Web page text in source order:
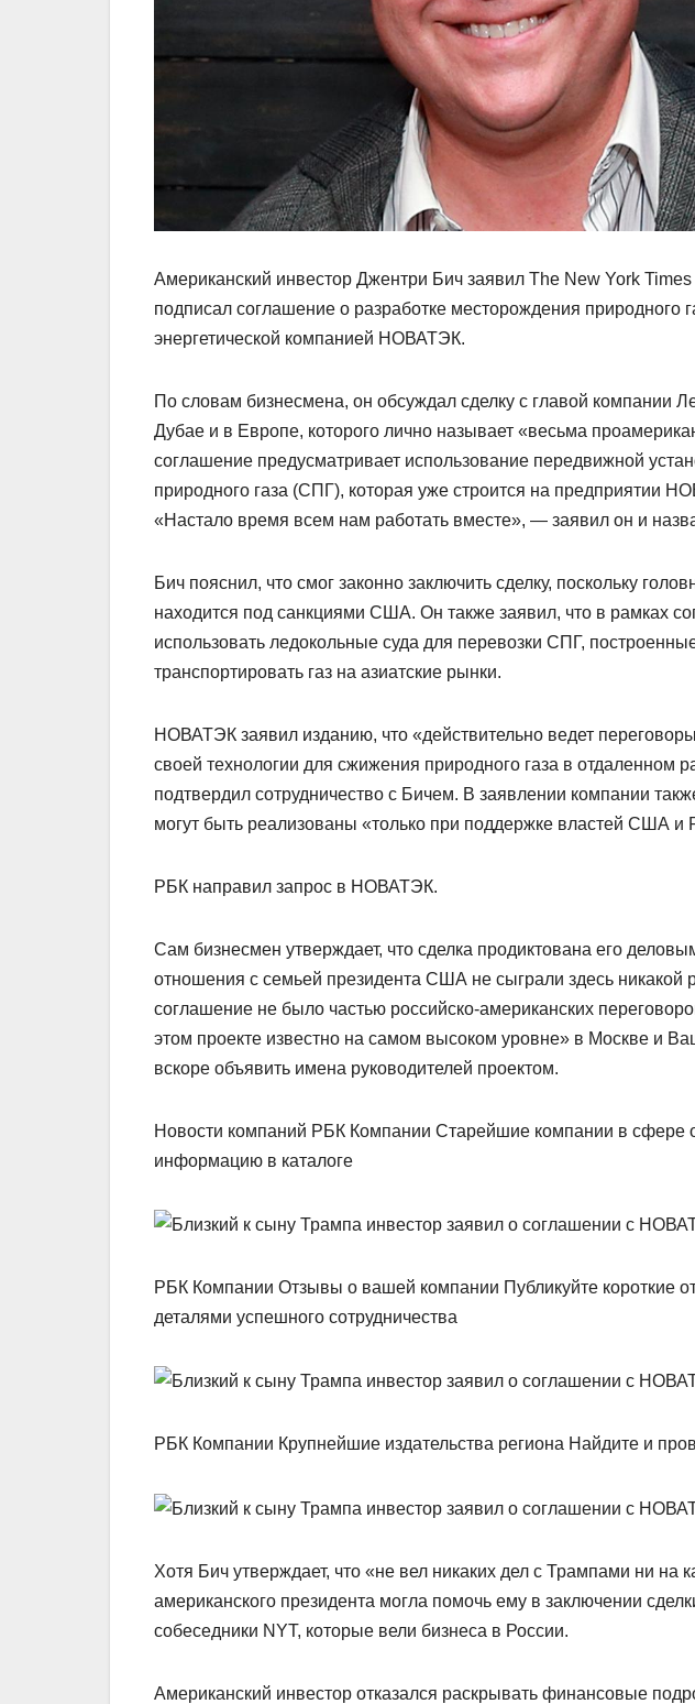
Американский инвестор Джентри Бич заявил The New York
подписал соглашение о разработке месторождения природного
энергетической компанией НОВАТЭК.
По словам бизнесмена, он обсуждал сделку с главой компании
Дубае и в Европе, которого лично называет «весьма
соглашение предусматривает использование передвижной
природного газа (СПГ), которая уже строится на предприятии
«Настало время всем нам работать вместе», — заявил он и
Бич пояснил, что смог законно заключить сделку, поскольку
находится под санкциями США. Он также заявил, что в рамках
использовать ледокольные суда для перевозки СПГ,
транспортировать газ на азиатские рынки.
НОВАТЭК заявил изданию, что «действительно ведет
своей технологии для сжижения природного газа в отдаленном
подтвердил сотрудничество с Бичем. В заявлении компании
могут быть реализованы «только при поддержке властей США и
РБК направил запрос в НОВАТЭК.
Сам бизнесмен утверждает, что сделка продиктована его
отношения с семьей президента США не сыграли здесь никакой
соглашение не было частью российско-американских
этом проекте известно на самом высоком уровне» в Москве и
вскоре объявить имена руководителей проектом.
Новости компаний РБК Компании Старейшие компании в сфере
информацию в каталоге
РБК Компании Отзывы о вашей компании Публикуйте короткие
деталями успешного сотрудничества
РБК Компании Крупнейшие издательства региона Найдите и
Хотя Бич утверждает, что «не вел никаких дел с Трампами ни на
американского президента могла помочь ему в заключении
собеседники NYT, которые вели бизнеса в России.
Американский инвестор отказался раскрывать финансовые